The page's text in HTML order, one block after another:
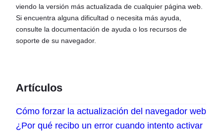
viendo la versión más actualizada de cualquier página web.
Si encuentra alguna dificultad o necesita más ayuda,
consulte la documentación de ayuda o los recursos de
soporte de su navegador.
Artículos
Cómo forzar la actualización del navegador web
¿Por qué recibo un error cuando intento activar